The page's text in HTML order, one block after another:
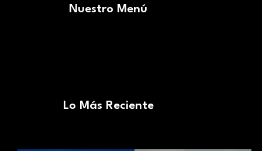
Nuestro Menú
Lo Más Reciente